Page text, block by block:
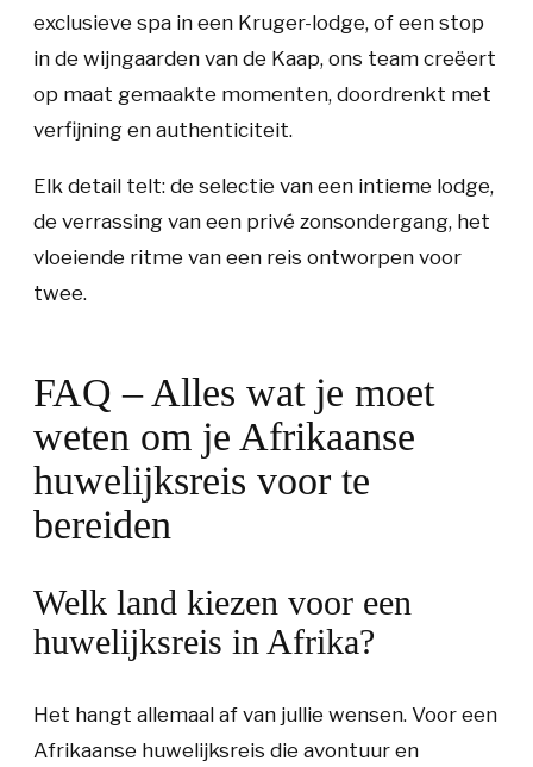
exclusieve spa in een Kruger-lodge, of een stop
in de wijngaarden van de Kaap, ons team creëert
op maat gemaakte momenten, doordrenkt met
verfijning en authenticiteit.
Elk detail telt: de selectie van een intieme lodge,
de verrassing van een privé zonsondergang, het
vloeiende ritme van een reis ontworpen voor
twee.
FAQ – Alles wat je moet
weten om je Afrikaanse
huwelijksreis voor te
bereiden
Welk land kiezen voor een
huwelijksreis in Afrika?
Het hangt allemaal af van jullie wensen. Voor een
Afrikaanse huwelijksreis die avontuur en